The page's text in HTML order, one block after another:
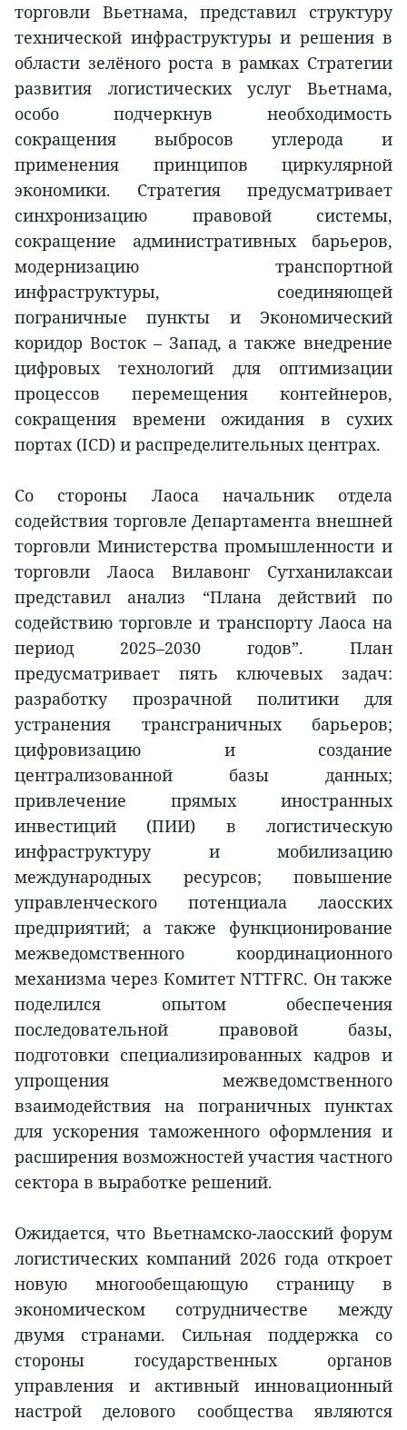
торговли Вьетнама, представил структуру
технической инфраструктуры и решения в
области зелёного роста в рамках Стратегии
развития логистических услуг Вьетнама,
особо подчеркнув необходимость
сокращения выбросов углерода и
применения принципов циркулярной
экономики. Стратегия предусматривает
синхронизацию правовой системы,
сокращение административных барьеров,
модернизацию транспортной
инфраструктуры, соединяющей
пограничные пункты и Экономический
коридор Восток – Запад, а также внедрение
цифровых технологий для оптимизации
процессов перемещения контейнеров,
сокращения времени ожидания в сухих
портах (ICD) и распределительных центрах.
Со стороны Лаоса начальник отдела
содействия торговле Департамента внешней
торговли Министерства промышленности и
торговли Лаоса Вилавонг Сутханилаксаи
представил анализ “Плана действий по
содействию торговле и транспорту Лаоса на
период 2025–2030 годов”. План
предусматривает пять ключевых задач:
разработку прозрачной политики для
устранения трансграничных барьеров;
цифровизацию и создание
централизованной базы данных;
привлечение прямых иностранных
инвестиций (ПИИ) в логистическую
инфраструктуру и мобилизацию
международных ресурсов; повышение
управленческого потенциала лаосских
предприятий; а также функционирование
межведомственного координационного
механизма через Комитет NTTFRC. Он также
поделился опытом обеспечения
последовательной правовой базы,
подготовки специализированных кадров и
упрощения межведомственного
взаимодействия на пограничных пунктах
для ускорения таможенного оформления и
расширения возможностей участия частного
сектора в выработке решений.
Ожидается, что Вьетнамско-лаосский форум
логистических компаний 2026 года откроет
новую многообещающую страницу в
экономическом сотрудничестве между
двумя странами. Сильная поддержка со
стороны государственных органов
управления и активный инновационный
настрой делового сообщества являются